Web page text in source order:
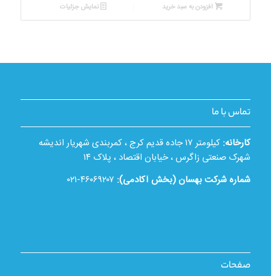
افزودن به سبد خرید نمایش جزئیات
تماس با ما
کارخانه:
کیلومتر ۱۷ جاده قدیم کرج ، کمربندی شهریار اندیشه
شهرک صنعتی زاگرس ، خیابان اقتصاد ، پلاک ۱۴
شماره شرکت بهسان (بخش آکادمی): ۴۶۰۶۹۲۰۷-۰۲۱
صفحات